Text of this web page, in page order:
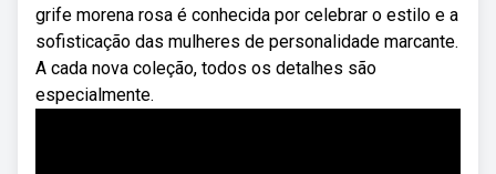
grife morena rosa é conhecida por celebrar o estilo e a
sofisticação das mulheres de personalidade marcante.
A cada nova coleção, todos os detalhes são
especialmente.